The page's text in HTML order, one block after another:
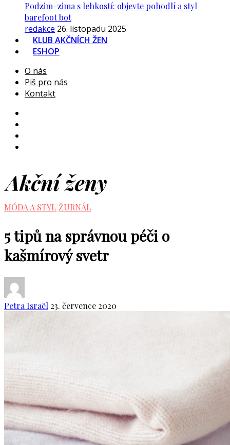
Podzim–zima s lehkostí: objevte pohodlí a styl
barefoot bot
redakce 26. listopadu 2025
KLUB AKČNÍCH ŽEN
ESHOP
O nás
Piš pro nás
Kontakt
MÓDA A STYL ŽURNÁL
5 tipů na správnou péči o
kašmírový svetr
Petra Israël 23. července 2020